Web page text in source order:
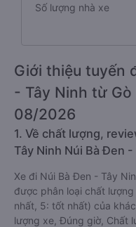
Số lượng nhà xe
Giới thiệu tuyến
- Tây Ninh từ Gò
08/2026
1. Về chất lượng,
Tây Ninh Núi Bà Đen -
Xe đi Núi Bà Đen - Tây
được phân loại chất
nhất, 5: tốt nhất) của
lượng xe, Đúng giờ, Chất